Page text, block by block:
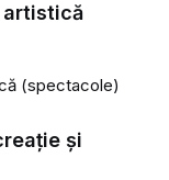
(spectacole)
şi